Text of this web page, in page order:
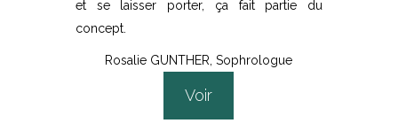
et se laisser porter, ça fait partie du
concept.
Rosalie GUNTHER, Sophrologue
Voir